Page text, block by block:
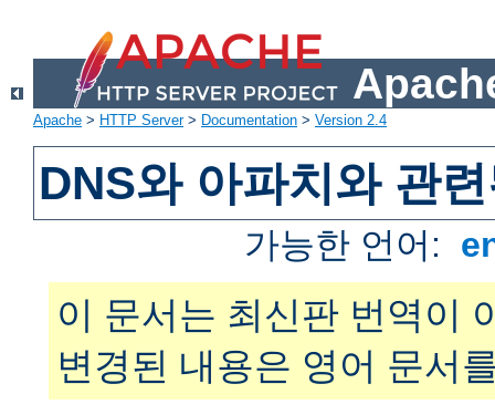
Apache > HTTP Server> Documentation > Version 2.4
DNS와 아파치와 관
가능한 언어:
이 문서는 최신판 번역이
변경된 내용은 영어 문서